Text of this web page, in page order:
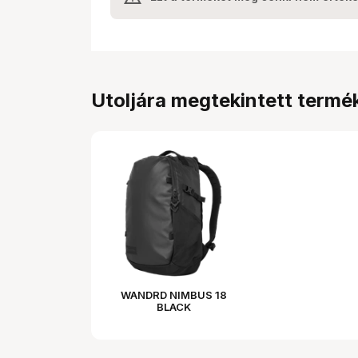
Utoljára megtekintett
WANDRD NIMBUS 18
BLACK